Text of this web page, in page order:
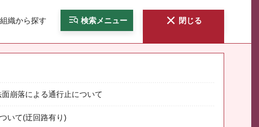
組織から探す 検索メニュー 閉じる
崩落による通行止について
いて(迂回路有り)